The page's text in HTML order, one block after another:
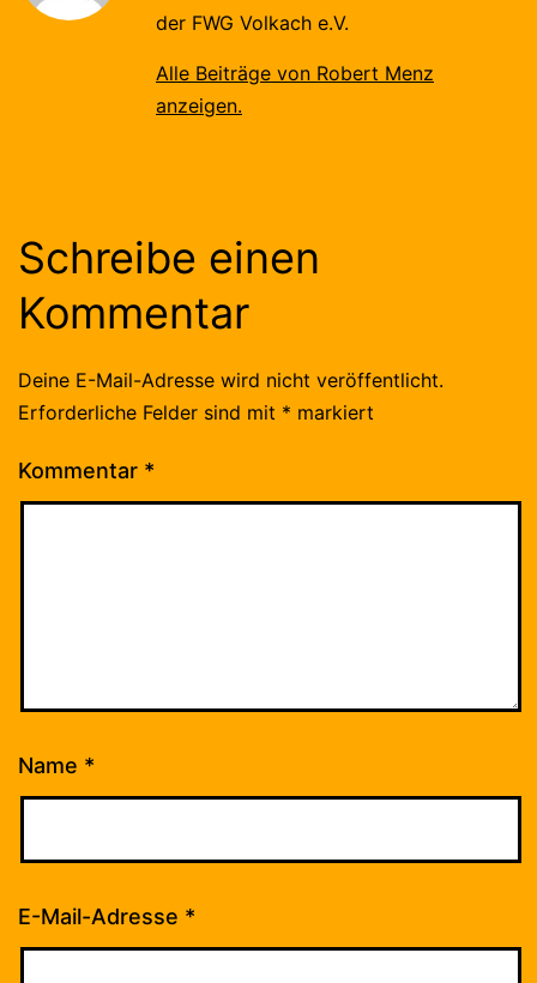
der FWG Volkach e.V.
Alle Beiträge von Robert Menz
anzeigen.
Schreibe einen
Kommentar
Deine E-Mail-Adresse wird nicht veröffentlicht.
Erforderliche Felder sind mit * markiert
Kommentar *
Name *
E-Mail-Adresse *